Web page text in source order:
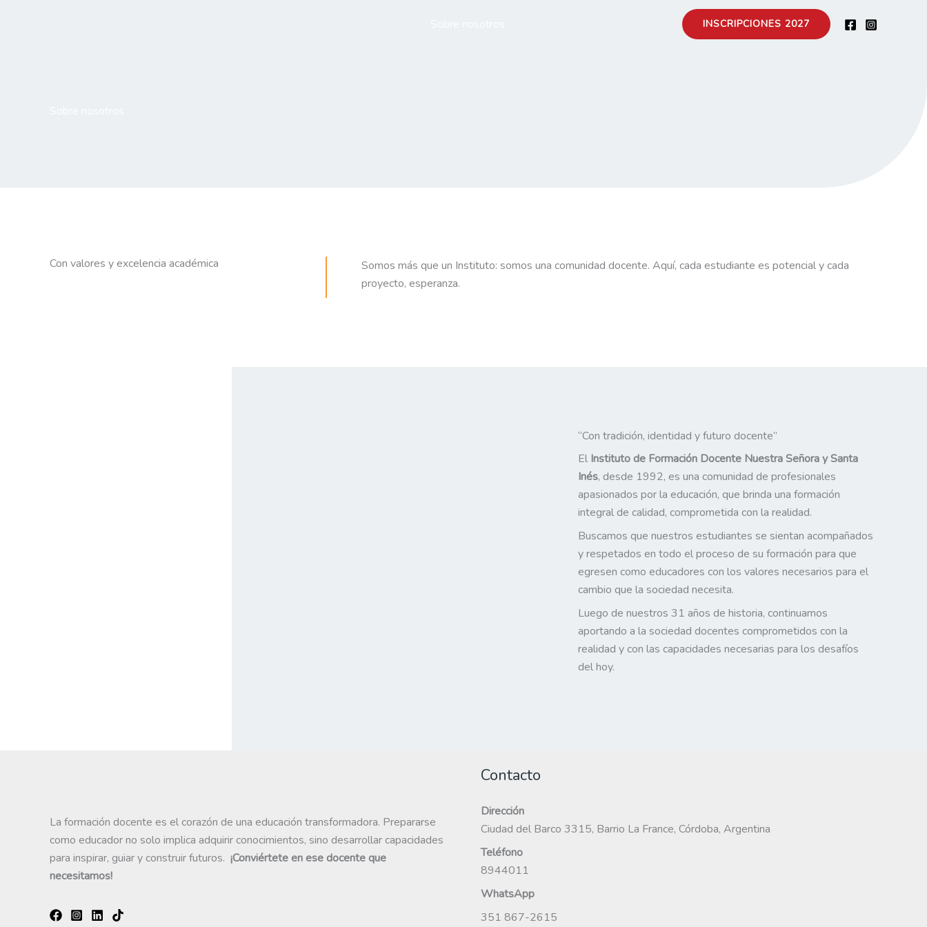
INSCRIPCIONES 2027
Con valores y excelencia académica
Somos más que un Instituto: somos una comunidad docente. Aquí, cada estudiante es potencial y cada
proyecto, esperanza.
“Con tradición, identidad y futuro docente”
El Instituto de Formación Docente Nuestra Señora y Santa
Inés, desde 1992, es una comunidad de profesionales
apasionados por la educación, que brinda una formación
integral de calidad, comprometida con la realidad.
Buscamos que nuestros estudiantes se sientan acompañados
y respetados en todo el proceso de su formación para que
egresen como educadores con los valores necesarios para el
cambio que la sociedad necesita.
Luego de nuestros 31 años de historia, continuamos
aportando a la sociedad docentes comprometidos con la
realidad y con las capacidades necesarias para los desafíos
del hoy.
La formación docente es el corazón de una educación transformadora. Prepararse
como educador no solo implica adquirir conocimientos, sino desarrollar capacidades
para inspirar, guiar y construir futuros. ¡Conviértete en ese docente que
necesitamos!
Contacto
Dirección
Ciudad del Barco 3315, Barrio La France, Córdoba, Argentina
Teléfono
8944011
WhatsApp
351 867-2615